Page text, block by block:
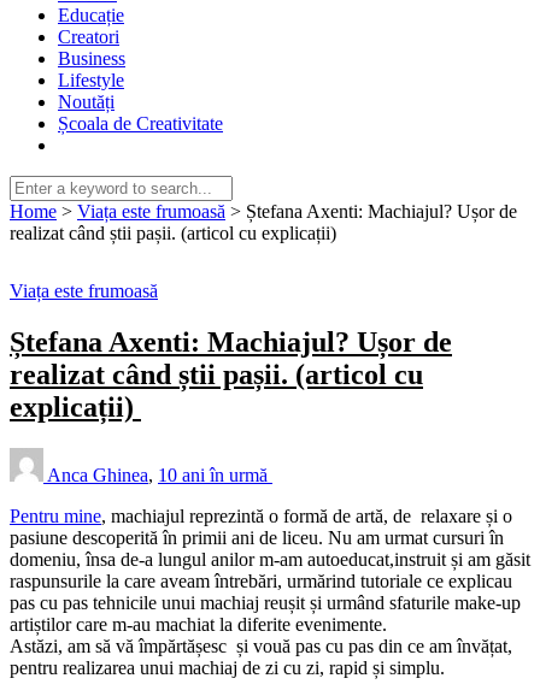
Educație
Creatori
Business
Lifestyle
Noutăți
Școala de Creativitate
Home > Viața este frumoasă > Ștefana Axenti: Machiajul? Ușor de
realizat când știi pașii. (articol cu explicații)
Viața este frumoasă
Ștefana Axenti: Machiajul? Ușor de
realizat când știi pașii. (articol cu
explicații)
Anca Ghinea, 10 ani în urmă
Pentru mine, machiajul reprezintă o formă de artă, de relaxare și o
pasiune descoperită în primii ani de liceu. Nu am urmat cursuri în
domeniu, însa de-a lungul anilor m-am autoeducat,instruit și am găsit
raspunsurile la care aveam întrebări, urmărind tutoriale ce explicau
pas cu pas tehnicile unui machiaj reușit și urmând sfaturile make-up
artiștilor care m-au machiat la diferite evenimente.
Astăzi, am să vă împărtășesc și vouă pas cu pas din ce am învățat,
pentru realizarea unui machiaj de zi cu zi, rapid și simplu.